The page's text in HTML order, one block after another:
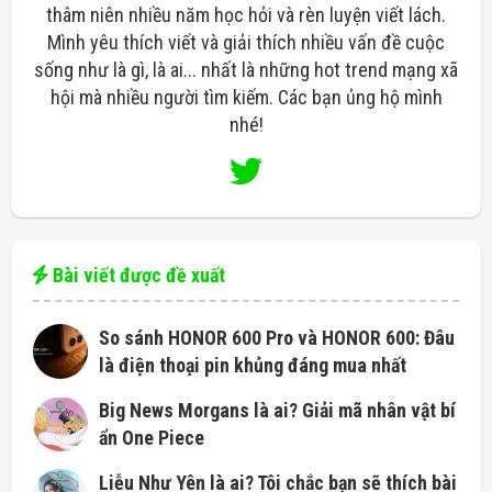
thâm niên nhiều năm học hỏi và rèn luyện viết lách.
Mình yêu thích viết và giải thích nhiều vấn đề cuộc
sống như là gì, là ai... nhất là những hot trend mạng xã
hội mà nhiều người tìm kiếm. Các bạn ủng hộ mình
nhé!
Bài viết được đề xuất
So sánh HONOR 600 Pro và HONOR 600: Đâu
là điện thoại pin khủng đáng mua nhất
Big News Morgans là ai? Giải mã nhân vật bí
ẩn One Piece
Liễu Như Yên là ai? Tôi chắc bạn sẽ thích bài